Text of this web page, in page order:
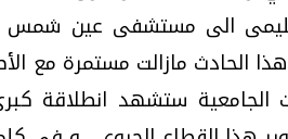
الى مستشفى عين
الحادث مازالت مستمرة مع
ستشهد انطلاقة